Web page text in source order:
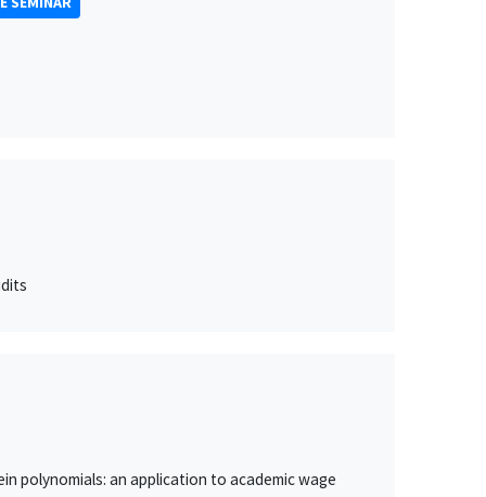
polynomials: an application to academic wage